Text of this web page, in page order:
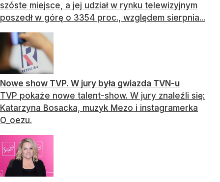
szóste miejsce, a jej udział w rynku telewizyjnym
poszedł w górę o 3354 proc., względem sierpnia...
Nowe show TVP. W jury była gwiazda TVN-u
TVP pokaże nowe talent-show. W jury znaleźli się:
Katarzyna Bosacka, muzyk Mezo i instagramerka
O_oezu.